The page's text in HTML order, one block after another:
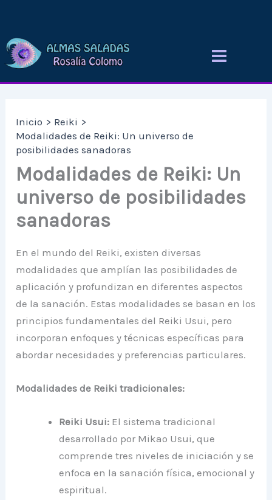
contenido
Inicio
Reiki
Modalidades de Reiki: Un universo de
posibilidades sanadoras
Modalidades de Reiki: Un
universo de posibilidades
sanadoras
En el mundo del Reiki, existen diversas
modalidades que amplían las posibilidades de
aplicación y profundizan en diferentes aspectos
de la sanación. Estas modalidades se basan en los
principios fundamentales del Reiki Usui, pero
incorporan enfoques y técnicas específicas para
abordar necesidades y preferencias particulares.
Modalidades de Reiki tradicionales:
Reiki Usui: El sistema tradicional
desarrollado por Mikao Usui, que
comprende tres niveles de iniciación y se
enfoca en la sanación física, emocional y
espiritual.